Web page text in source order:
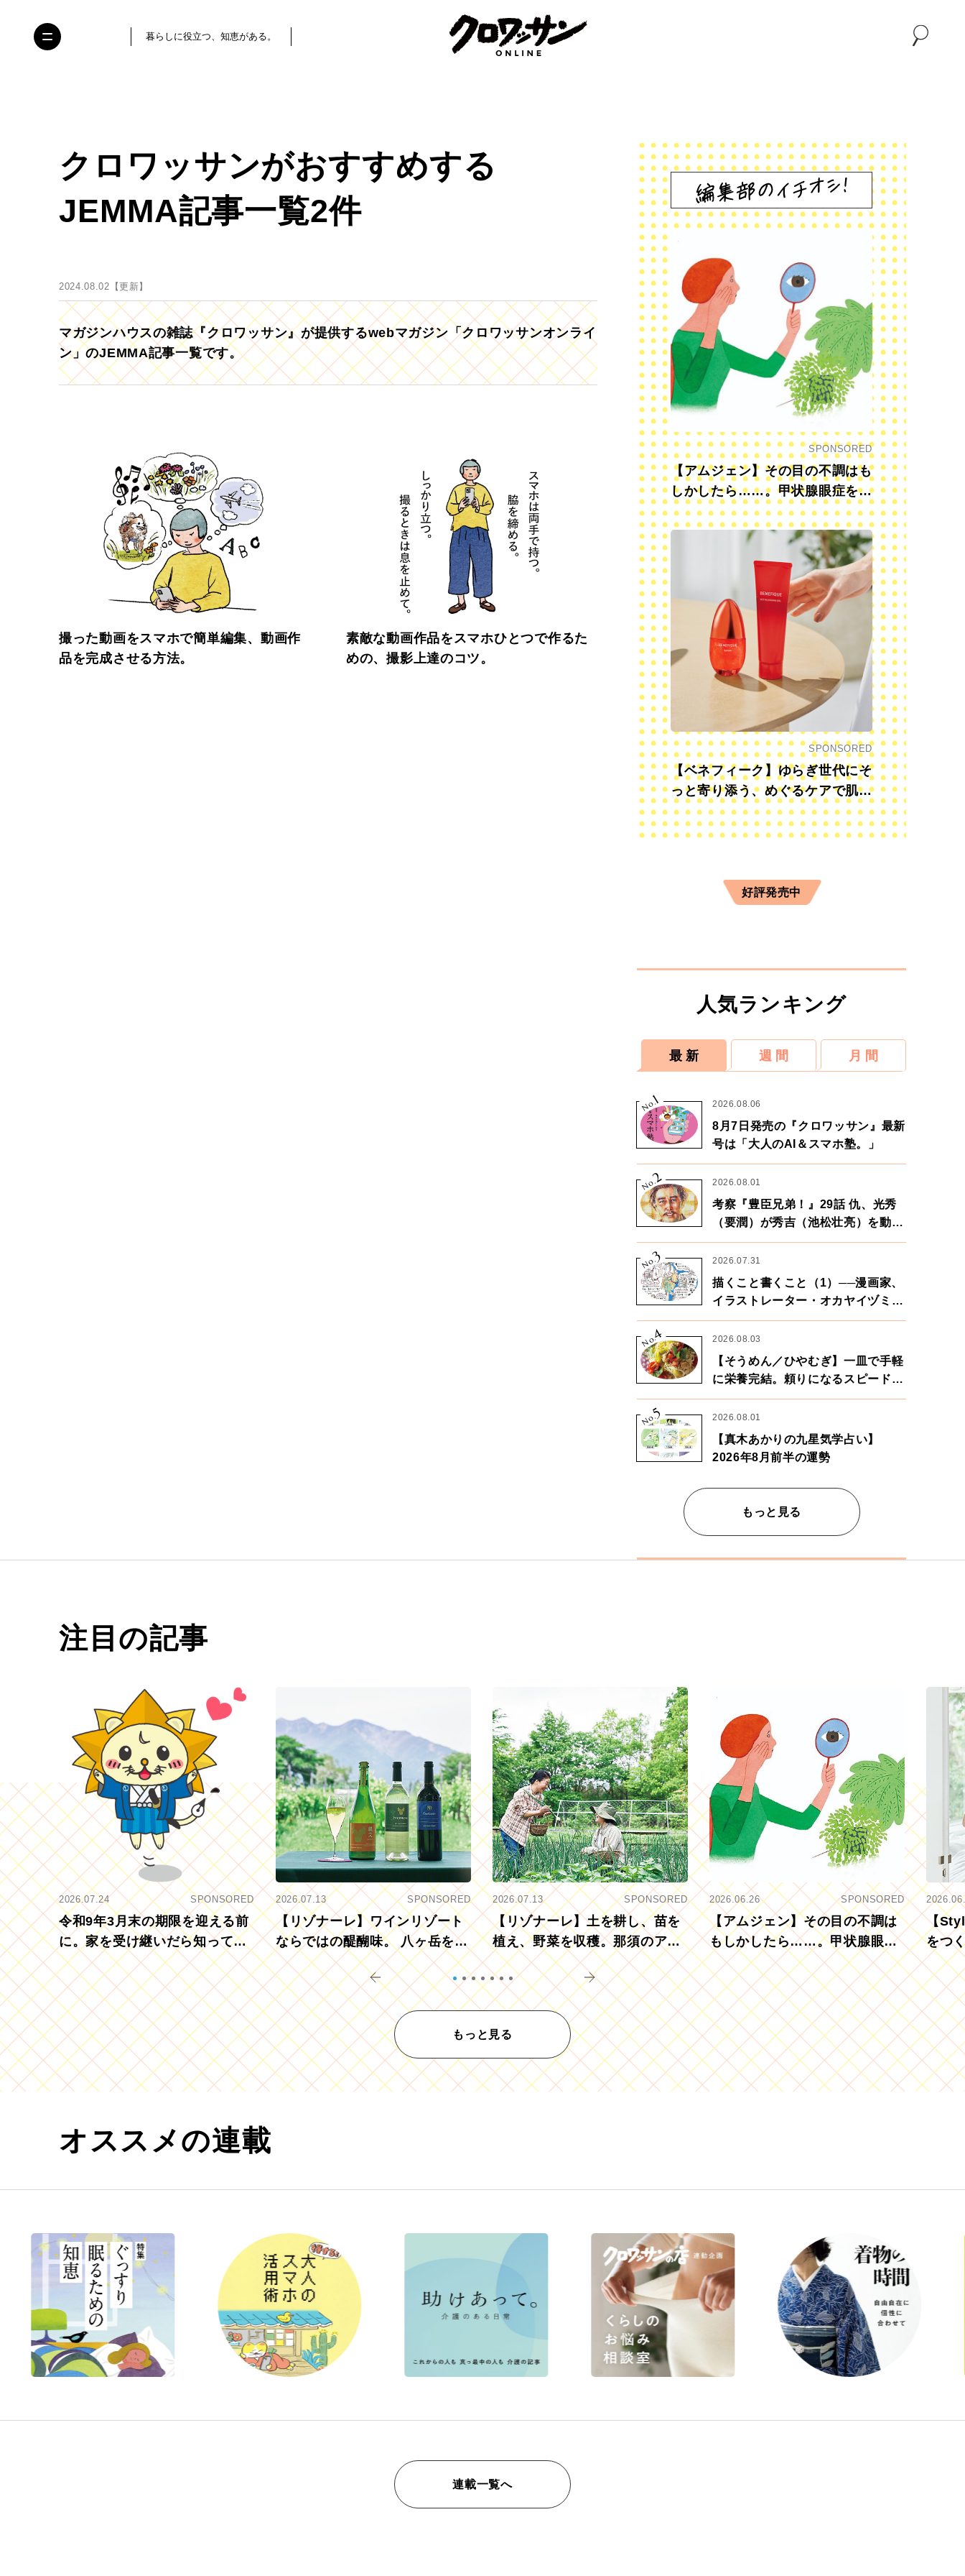
暮らしに役立つ、知恵がある。
クロワッサンがおすすめする
JEMMA記事一覧2件
2024.08.02【更新】
マガジンハウスの雑誌『クロワッサン』が提供するwebマガジン「クロワッサンオンライ
ン」のJEMMA記事一覧です。
撮った動画をスマホで簡単編集、動画作
品を完成させる方法。
素敵な動画作品をスマホひとつで作るた
めの、撮影上達のコツ。
SPONSORED
【アムジェン】その目の不調はも
しかしたら……。甲状腺眼症を知
っていますか？
SPONSORED
【ベネフィーク】ゆらぎ世代にそ
っと寄り添う、めぐるケアで肌も
心も前向きに
好評発売中
人気ランキング
最 新 週 間 月 間
No.
1 2026.08.06
8月7日発売の『クロワッサン』最新
号は「大人のAI＆スマホ塾。」
No.2 2026.08.01
考察『豊臣兄弟！』29話 仇、光秀
（要潤）が秀吉（池松壮亮）を動か
す。天下に向けた兄弟の分岐点。
No.
3 2026.07.31
描くこと書くこと（1）──漫画家、
イラストレーター・オカヤイヅミさ
ん×漫画家・鶴谷香央理さん
No.
4 2026.08.03
【そうめん／ひやむぎ】一皿で手軽
に栄養完結。頼りになるスピードパ
ワー麺
No.
5 2026.08.01
【真木あかりの九星気学占い】
2026年8月前半の運勢
もっと見る
注目の記事
2026.07.24 SPONSORED
令和9年3月末の期限を迎える前
に。家を受け継いだら知ってお
きたい「相続登記の義務化」
2026.07.13 SPONSORED
【リゾナーレ】ワインリゾート
ならではの醍醐味。 八ヶ岳を望
むブドウ畑でアペロ
2026.07.13 SPONSORED
【リゾナーレ】土を耕し、苗を
植え、野菜を収穫。那須のアグ
リツーリズモを体験
2026.06.26 SPONSORED
【アムジェン】その目の不調は
もしかしたら……。甲状腺眼症
を知っていますか？
【
をつ
もっと見る
オススメの連載
連載一覧へ